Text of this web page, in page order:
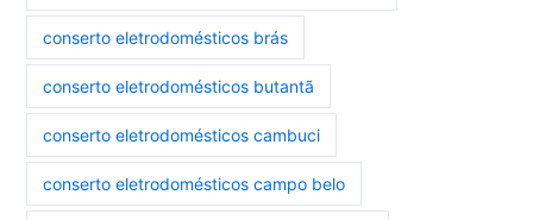
conserto eletrodomésticos brás
conserto eletrodomésticos butantã
conserto eletrodomésticos cambuci
conserto eletrodomésticos campo belo